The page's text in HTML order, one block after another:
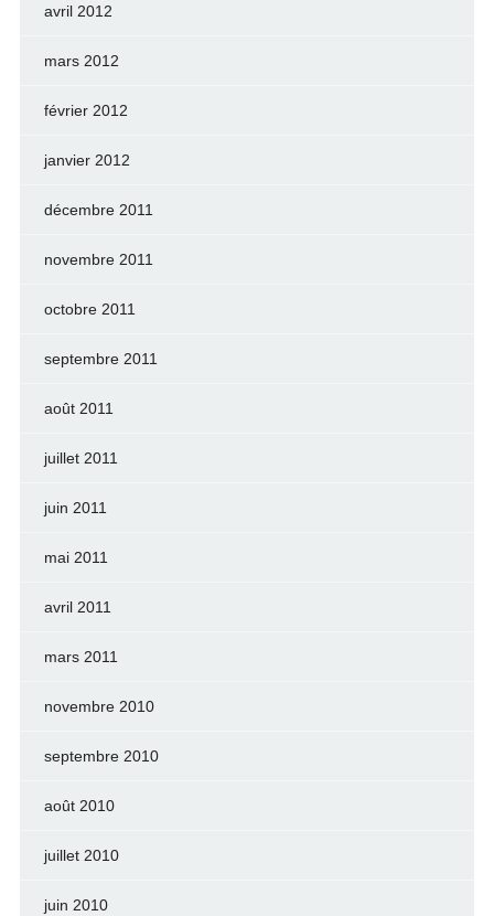
avril 2012
mars 2012
février 2012
janvier 2012
décembre 2011
novembre 2011
octobre 2011
septembre 2011
août 2011
juillet 2011
juin 2011
mai 2011
avril 2011
mars 2011
novembre 2010
septembre 2010
août 2010
juillet 2010
juin 2010